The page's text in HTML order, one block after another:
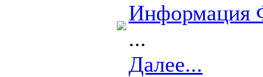
Информация
...
Далее...